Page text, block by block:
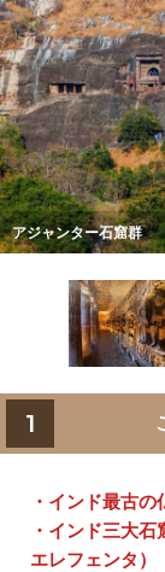
アジャンター石窟群
1
・インド最古
・インド三大
エレフェンタ）